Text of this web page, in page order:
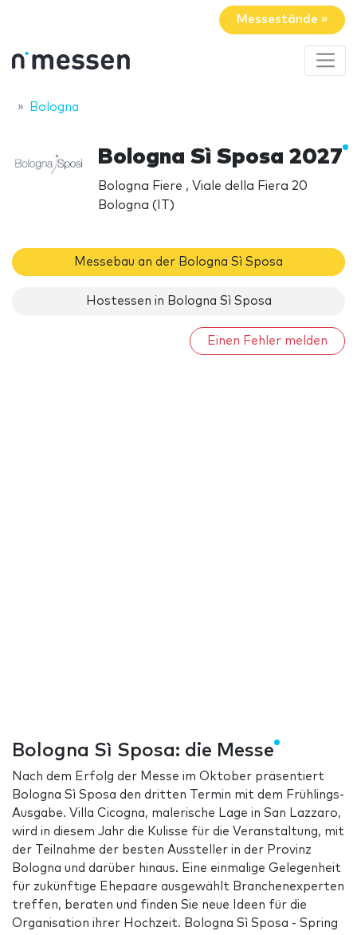
Messestände »
Bologna
Bologna Sì Sposa 2027
Bologna Fiere , Viale della Fiera 20
Bologna (IT)
Messebau an der Bologna Sì Sposa
Hostessen in Bologna Sì Sposa
Einen Fehler melden
Bologna Sì Sposa: die Messe
Nach dem Erfolg der Messe im Oktober präsentiert
Bologna Sì Sposa den dritten Termin mit dem Frühlings-
Ausgabe. Villa Cicogna, malerische Lage in San Lazzaro,
wird in diesem Jahr die Kulisse für die Veranstaltung, mit
der Teilnahme der besten Aussteller in der Provinz
Bologna und darüber hinaus. Eine einmalige Gelegenheit
für zukünftige Ehepaare ausgewählt Branchenexperten
treffen, beraten und finden Sie neue Ideen für die
Organisation ihrer Hochzeit. Bologna Sì Sposa - Spring